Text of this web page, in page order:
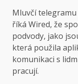
Mluvčí
říká Wired, že
podvody, jako
která použila
komunikaci s
pracují.